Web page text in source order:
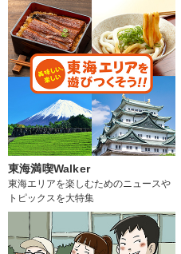
東海満喫Walker
東海エリアを楽しむためのニュースや
トピックスを大特集